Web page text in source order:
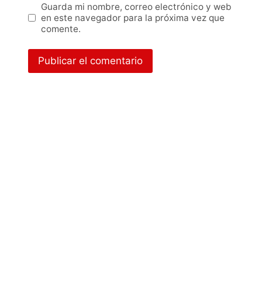
Guarda mi nombre, correo electrónico y web
en este navegador para la próxima vez que
comente.